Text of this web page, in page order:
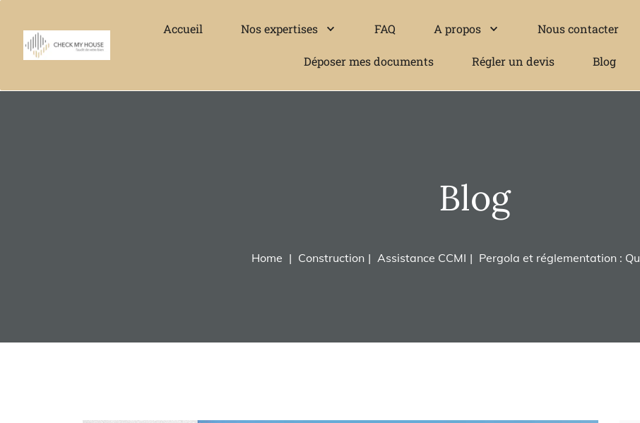
Accueil Nos expertises FAQ A propos Nous contacter
Déposer mes documents Régler un devis Blog
Blog
Home Construction Assistance CCMI Pergola et réglementation :